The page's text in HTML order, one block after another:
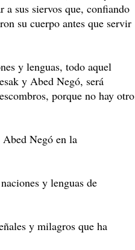
a sus siervos que, confiando
su cuerpo antes que servir
y lenguas, todo aquel
y Abed Negó, será
porque no hay otro
Negó en la
y lenguas de
y milagros que ha